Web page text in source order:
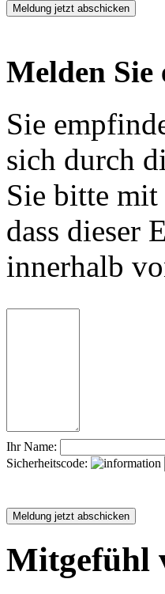
Melden Sie
Sie
sich durch
Sie bitte
dass dieser
innerhalb
Ihr Name:
Sicherheitscode:
Mitgefühl